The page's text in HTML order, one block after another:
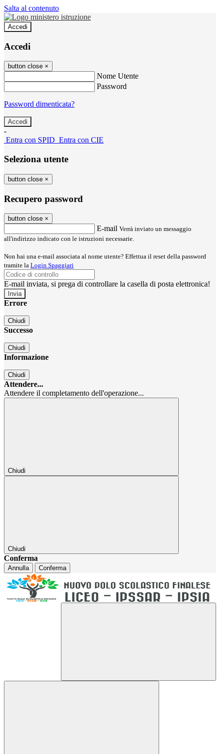
Salta al contenuto
Accedi
Accedi
button close ×
Nome Utente
Password
Password dimenticata?
-
Entra con SPID Entra con CIE
Seleziona utente
button close ×
Recupero password
button close ×
E-mail Verrà inviato un messaggio
all'indirizzo indicato con le istruzioni necessarie.
Non hai una e-mail associata al nome utente? Effettua il reset della password
tramite la Login Spaggiari
E-mail inviata, si prega di controllare la casella di posta elettronica!
Errore
Chiudi
Successo
Chiudi
Informazione
Chiudi
Attendere...
Attendere il completamento dell'operazione...
Chiudi
Chiudi
Conferma
Annulla Conferma